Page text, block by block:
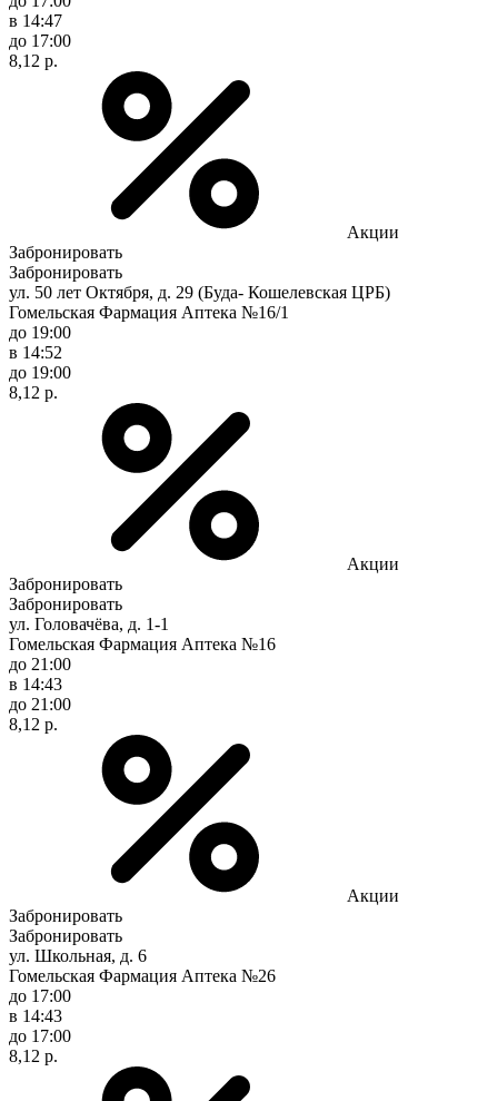
в 14:47
до 17:00
8,12 р.
Акции
Забронировать
Забронировать
ул. 50 лет Октября, д. 29 (Буда- Кошелевская ЦРБ)
Гомельская Фармация Аптека №16/1
до 19:00
в 14:52
до 19:00
8,12 р.
Акции
Забронировать
Забронировать
ул. Головачёва, д. 1-1
Гомельская Фармация Аптека №16
до 21:00
в 14:43
до 21:00
8,12 р.
Акции
Забронировать
Забронировать
ул. Школьная, д. 6
Гомельская Фармация Аптека №26
до 17:00
в 14:43
до 17:00
8,12 р.